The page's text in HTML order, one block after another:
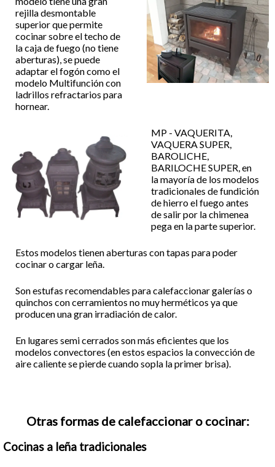
rejilla desmontable
superior que permite
cocinar sobre el techo de
la caja de fuego (no tiene
aberturas), se puede
adaptar el fogón como el
modelo Multifunción con
ladrillos refractarios para
hornear.
MP - VAQUERITA,
VAQUERA SUPER,
BAROLICHE,
BARILOCHE SUPER, en
la mayoría de los modelos
tradicionales de fundición
de hierro el fuego antes
de salir por la chimenea
pega en la parte superior.
Estos modelos tienen aberturas con tapas para poder
cocinar o cargar leña.
Son estufas recomendables para calefaccionar galerías o
quinchos con cerramientos no muy herméticos ya que
producen una gran irradiación de calor.
En lugares semi cerrados son más eficientes que los
modelos convectores (en estos espacios la convección de
aire caliente se pierde cuando sopla la primer brisa).
Otras formas de calefaccionar o cocinar:
Cocinas a leña tradicionales